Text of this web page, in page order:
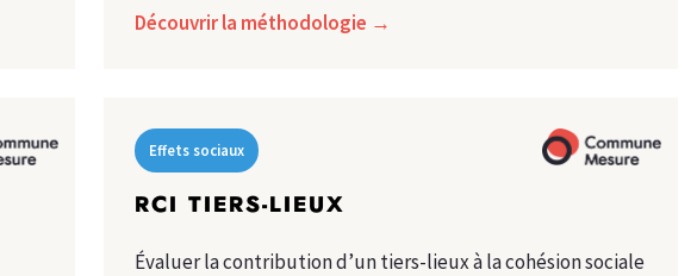
Découvrir la méthodologie →
Effets sociaux
RCI TIERS-LIEUX
Évaluer la contribution d’un tiers-lieux à la cohésion sociale